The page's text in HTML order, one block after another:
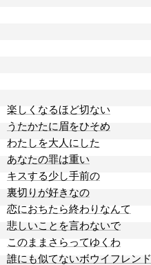
楽しくなるほど切ない
うたかたに眉をひそめ
わたしを大人にした
あなたの罪は重い
キスする少し手前の
裏切りが好きなの
恋におちたら終わりなんて
悲しいことを言わないで
このままさらってゆくわ
誰にも似てないボウイフレンド